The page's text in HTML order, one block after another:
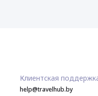
Клиентская
help@travelhub.by